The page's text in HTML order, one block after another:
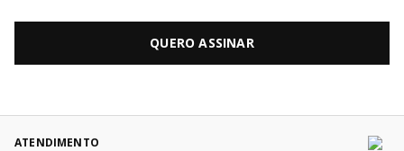
QUERO ASSINAR
ATENDIMENTO